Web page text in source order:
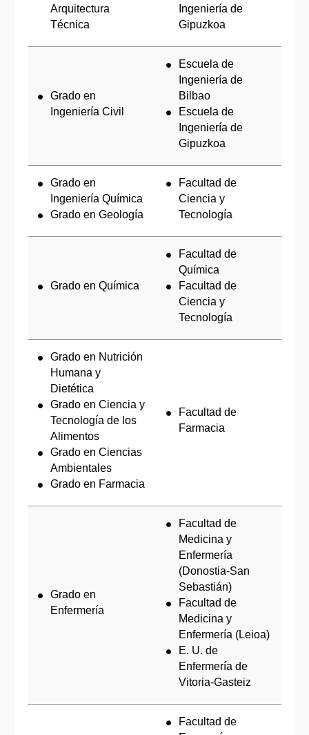
Arquitectura
Técnica
Ingeniería de
Gipuzkoa
Grado en
Ingeniería Civil
Escuela de
Ingeniería de
Bilbao
Escuela de
Ingeniería de
Gipuzkoa
Grado en
Ingeniería Química
Grado en Geología
Facultad de
Ciencia y
Tecnología
Grado en Química
Facultad de
Química
Facultad de
Ciencia y
Tecnología
Grado en Nutrición
Humana y
Dietética
Grado en Ciencia y
Tecnología de los
Alimentos
Grado en Ciencias
Ambientales
Grado en Farmacia
Facultad de
Farmacia
Grado en
Enfermería
Facultad de
Medicina y
Enfermería
(Donostia-San
Sebastián)
Facultad de
Medicina y
Enfermería (Leioa)
E. U. de
Enfermería de
Vitoria-Gasteiz
Facultad de